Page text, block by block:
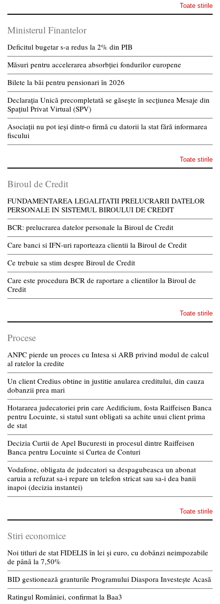
Toate stirile
Ministerul Finantelor
Deficitul bugetar s-a redus la 2% din PIB
Măsuri pentru accelerarea absorbției fondurilor europene
Bilete la băi pentru pensionari în 2026
Declarația Unică precompletată se găsește în secțiunea Mesaje din
Spațiul Privat Virtual (SPV)
Asociații nu pot ieși dintr-o firmă cu datorii la stat fără informarea
fiscului
Toate stirile
Biroul de Credit
FUNDAMENTAREA LEGALITATII PRELUCRARII DATELOR
PERSONALE IN SISTEMUL BIROULUI DE CREDIT
BCR: prelucrarea datelor personale la Biroul de Credit
Care banci si IFN-uri raporteaza clientii la Biroul de Credit
Ce trebuie sa stim despre Biroul de Credit
Care este procedura BCR de raportare a clientilor la Biroul de
Credit
Toate stirile
Procese
ANPC pierde un proces cu Intesa si ARB privind modul de calcul
al ratelor la credite
Un client Credius obtine in justitie anularea creditului, din cauza
dobanzii prea mari
Hotararea judecatoriei prin care Aedificium, fosta Raiffeisen Banca
pentru Locuinte, si statul sunt obligati sa achite unui client prima
de stat
Decizia Curtii de Apel Bucuresti in procesul dintre Raiffeisen
Banca pentru Locuinte si Curtea de Conturi
Vodafone, obligata de judecatori sa despagubeasca un abonat
caruia a refuzat sa-i repare un telefon stricat sau sa-i dea banii
inapoi (decizia instantei)
Toate stirile
Stiri economice
Noi titluri de stat FIDELIS în lei și euro, cu dobânzi neimpozabile
de pânã la 7,50%
BID gestionează granturile Programului Diaspora Investește Acasă
Ratingul României, confirmat la Baa3